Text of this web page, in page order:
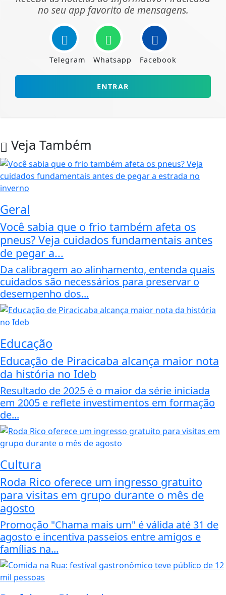
no seu app favorito de mensagens.
Telegram Whatsapp Facebook
ENTRAR
Veja Também
Geral
Você sabia que o frio também afeta os
pneus? Veja cuidados fundamentais antes
de pegar a...
Da calibragem ao alinhamento, entenda quais
cuidados são necessários para preservar o
desempenho dos...
Educação
Educação de Piracicaba alcança maior nota
da história no Ideb
Resultado de 2025 é o maior da série iniciada
em 2005 e reflete investimentos em formação
de...
Cultura
Roda Rico oferece um ingresso gratuito
para visitas em grupo durante o mês de
agosto
Promoção "Chama mais um" é válida até 31 de
agosto e incentiva passeios entre amigos e
famílias na...